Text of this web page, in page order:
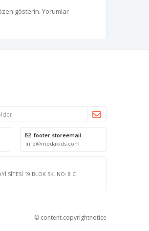
gösterin. Yorumlar
footer.storeemail
info@modakids.com
SİTESİ 19.BLOK SK. NO: 8 C
© content.copyrightnotice